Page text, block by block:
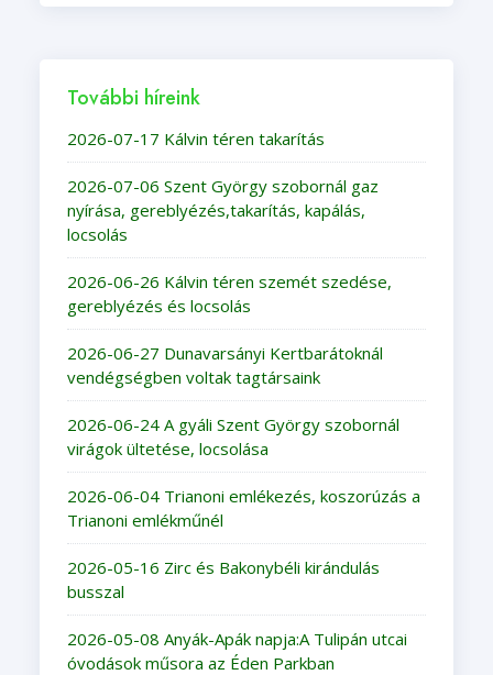
További híreink
2026-07-17 Kálvin téren takarítás
2026-07-06 Szent György szobornál gaz
nyírása, gereblyézés,takarítás, kapálás,
locsolás
2026-06-26 Kálvin téren szemét szedése,
gereblyézés és locsolás
2026-06-27 Dunavarsányi Kertbarátoknál
vendégségben voltak tagtársaink
2026-06-24 A gyáli Szent György szobornál
virágok ültetése, locsolása
2026-06-04 Trianoni emlékezés, koszorúzás a
Trianoni emlékműnél
2026-05-16 Zirc és Bakonybéli kirándulás
busszal
2026-05-08 Anyák-Apák napja:A Tulipán utcai
óvodások műsora az Éden Parkban